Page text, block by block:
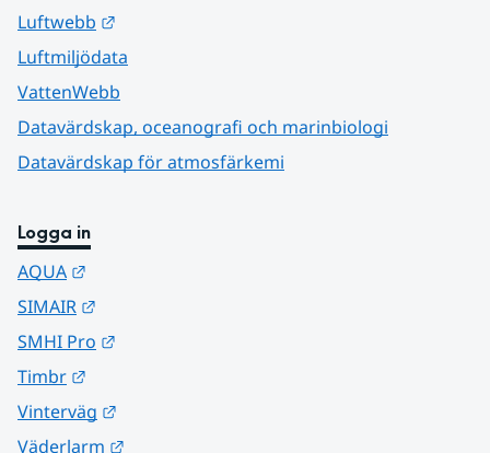
Luftwebb
Luftmiljödata
VattenWebb
Datavärdskap, oceanografi och marinbiologi
Datavärdskap för atmosfärkemi
Logga in
AQUA
SIMAIR
SMHI Pro
Timbr
Vinterväg
Väderlarm